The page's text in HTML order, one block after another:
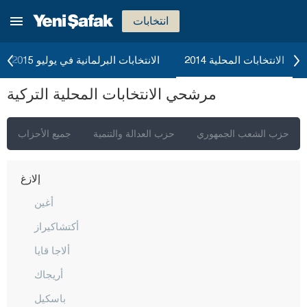
انتخابات
الانتخابات البرلمانية في يوليو 2015 الانتخابات المحلية 2014
مرشحي الانتخابات المحلية التركية
جميع الأحزاب حزب العدالة والتنمية حزب الشعب الجمهوري
شانكيري
جوروم
دينيزلي
دياربكر
أدرنة
إلازغ
أغين
أكتشاكيراز
ألاجا قايا
أريجاك
باسكيل